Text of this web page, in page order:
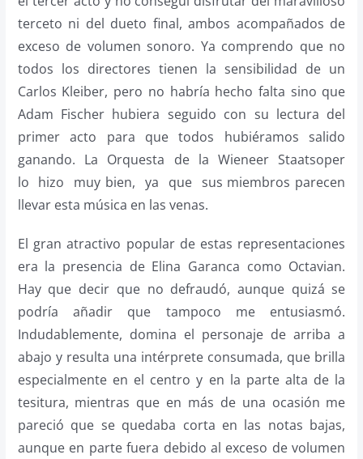
terceto ni del dueto final, ambos acompañados de
exceso de volumen sonoro. Ya comprendo que no
todos los directores tienen la sensibilidad de un
Carlos Kleiber, pero no habría hecho falta sino que
Adam Fischer hubiera seguido con su lectura del
primer acto para que todos hubiéramos salido
ganando. La Orquesta de la Wieneer Staatsoper
lo hizo muy bien, ya que sus miembros parecen
llevar esta música en las venas.
El gran atractivo popular de estas representaciones
era la presencia de Elina Garanca como Octavian.
Hay que decir que no defraudó, aunque quizá se
podría añadir que tampoco me entusiasmó.
Indudablemente, domina el personaje de arriba a
abajo y resulta una intérprete consumada, que brilla
especialmente en el centro y en la parte alta de la
tesitura, mientras que en más de una ocasión me
pareció que se quedaba corta en las notas bajas,
aunque en parte fuera debido al exceso de volumen